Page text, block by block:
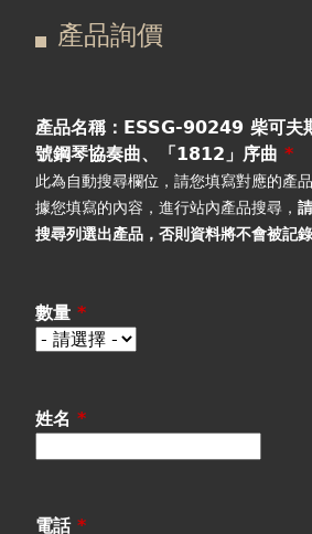
視聽室預約
線上商城
引
標
籤
產品詢價
產品名稱：ESSG-90249 柴可夫
號鋼琴協奏曲、「1812」序曲*
此為自動搜尋欄位，請您填寫對應的產
據您填寫的內容，進行站內產品搜尋，
搜尋列選出產品 ，否則資料將不會被記錄
數量*
姓名*
電話*